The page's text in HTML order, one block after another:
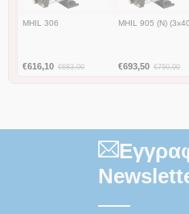
MHIL 306
€616,10 €683,00
MHIL 905 (N)
€693,50 €750,00